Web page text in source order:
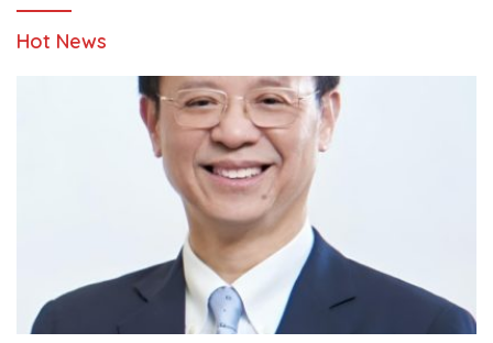
Hot News